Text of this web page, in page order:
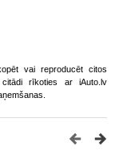
vai reproducēt citos
rīkoties ar iAuto.lv